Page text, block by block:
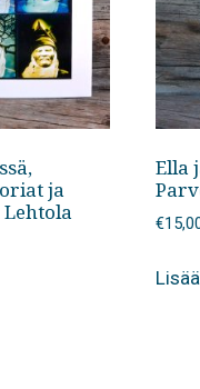
ja
Lehtola
Ella
€